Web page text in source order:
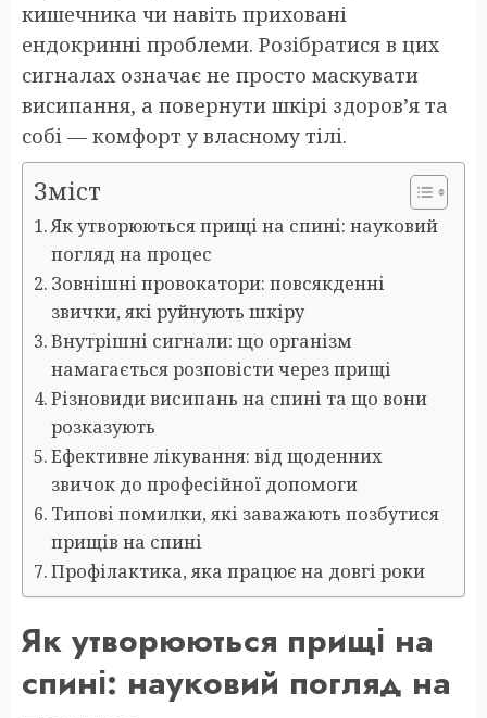
кишечника чи навіть приховані
ендокринні проблеми. Розібратися в цих
сигналах означає не просто маскувати
висипання, а повернути шкірі здоров’я та
собі — комфорт у власному тілі.
Зміст
Як утворюються прищі на спині: науковий
погляд на процес
Зовнішні провокатори: повсякденні
звички, які руйнують шкіру
Внутрішні сигнали: що організм
намагається розповісти через прищі
Різновиди висипань на спині та що вони
розказують
Ефективне лікування: від щоденних
звичок до професійної допомоги
Типові помилки, які заважають позбутися
прищів на спині
Профілактика, яка працює на довгі роки
Як утворюються прищі на
спині: науковий погляд на